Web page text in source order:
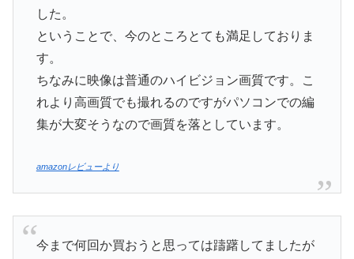
した。
ということで、今のところとても満足しておりま
す。
ちなみに映像は普通のハイビジョン画質です。こ
れより高画質でも撮れるのですがパソコンでの編
集が大変そうなので画質を落としています。
amazonレビューより
今まで何回か買おうと思っては躊躇してましたが